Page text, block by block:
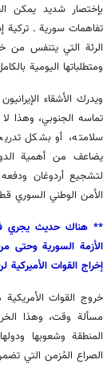
بإختصار شديد يمكن
تفاهمات سورية ـ تركية
الرئة التي يتنفس من
ومتطلباتها اليومية
ويدرك الأشقاء
تماسه الجنوبي، وهذا
سلامته، أو بشكل
يضاعف من أهمية
لتشجيع أردوغان
الأمن الوطني السوري
** هناك حديث يجري في
الأزمة السورية
إخراج القوات
خروج القوات
مسألة وقت، وهذا
المنطقة وشعوبها
الصراع المُزمن التي